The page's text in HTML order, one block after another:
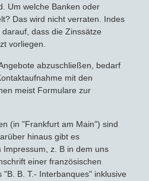
Um welche Banken oder
Das wird nicht verraten. Indes
dass die Zinssätze
vorliegen.
abzuschließen, bedarf
mit den
meist Formulare zur
(in "Frankfurt am Main") sind
hinaus gibt es
Impressum, z. B in dem uns
einer französischen
B. T.- Interbanques" inklusive